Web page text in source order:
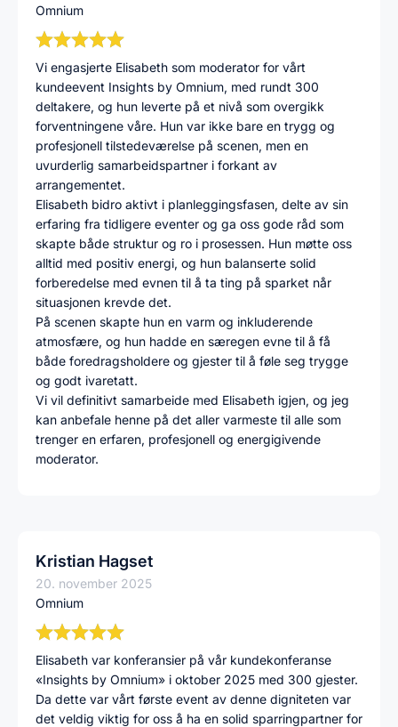
Omnium
Vi engasjerte Elisabeth som moderator for vårt
kundeevent Insights by Omnium, med rundt 300
deltakere, og hun leverte på et nivå som overgikk
forventningene våre. Hun var ikke bare en trygg og
profesjonell tilstedeværelse på scenen, men en
uvurderlig samarbeidspartner i forkant av
arrangementet.
Elisabeth bidro aktivt i planleggingsfasen, delte av sin
erfaring fra tidligere eventer og ga oss gode råd som
skapte både struktur og ro i prosessen. Hun møtte oss
alltid med positiv energi, og hun balanserte solid
forberedelse med evnen til å ta ting på sparket når
situasjonen krevde det.
På scenen skapte hun en varm og inkluderende
atmosfære, og hun hadde en særegen evne til å få
både foredragsholdere og gjester til å føle seg trygge
og godt ivaretatt.
Vi vil definitivt samarbeide med Elisabeth igjen, og jeg
kan anbefale henne på det aller varmeste til alle som
trenger en erfaren, profesjonell og energigivende
moderator.
Kristian Hagset
20. november 2025
Omnium
Elisabeth var konferansier på vår kundekonferanse
«Insights by Omnium» i oktober 2025 med 300 gjester.
Da dette var vårt første event av denne digniteten var
det veldig viktig for oss å ha en solid sparringpartner for